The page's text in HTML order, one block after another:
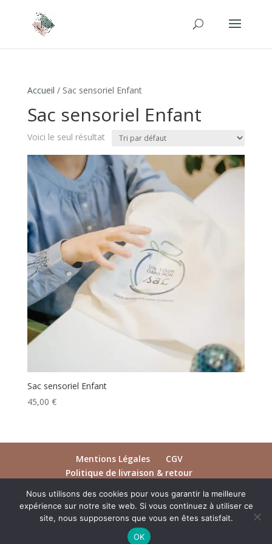
Accueil / Sac sensoriel Enfant
Sac sensoriel Enfant
Voici le seul résultat
Sac sensoriel Enfant
45,00 €
Mentions Légales
CGV
Politique de livraison & retour
© Système d'Orthophonie 2023
Nous utilisons des cookies pour vous garantir la meilleure
expérience sur notre site web. Si vous continuez à utiliser ce
site, nous supposerons que vous en êtes satisfait.
OK